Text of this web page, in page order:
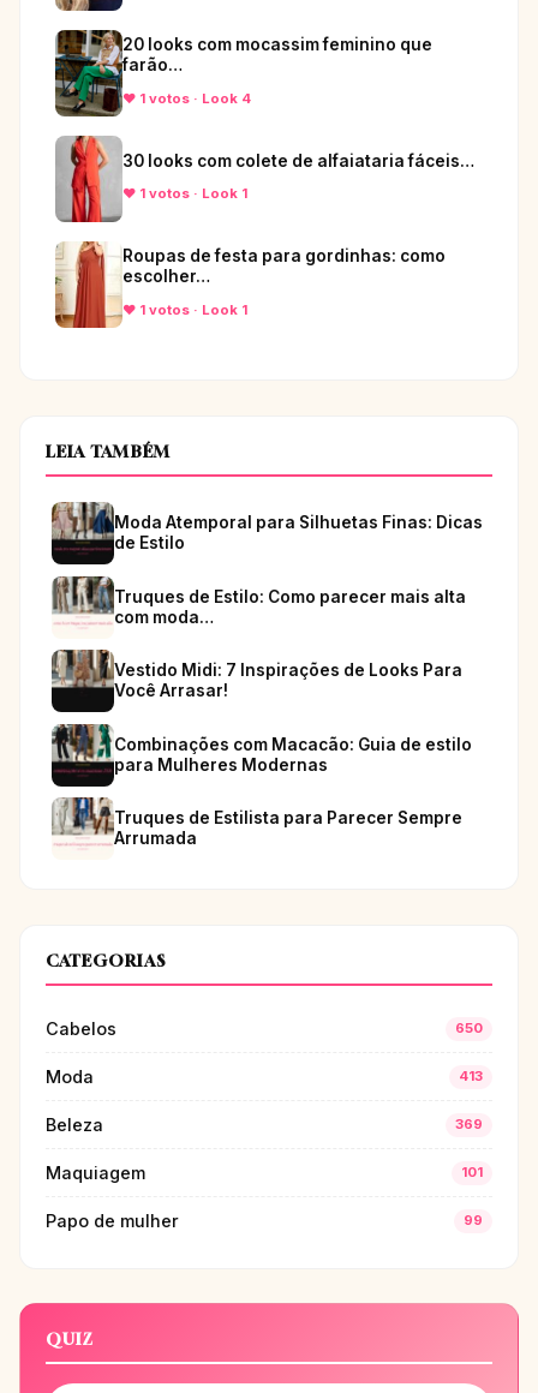
20 looks com mocassim feminino que
farão…
♥ 1 votos · Look 4
30 looks com colete de alfaiataria fáceis…
♥ 1 votos · Look 1
Roupas de festa para gordinhas: como
escolher…
♥ 1 votos · Look 1
LEIA TAMBÉM
Moda Atemporal para Silhuetas Finas: Dicas
de Estilo
Truques de Estilo: Como parecer mais alta
com moda…
Vestido Midi: 7 Inspirações de Looks Para
Você Arrasar!
Combinações com Macacão: Guia de estilo
para Mulheres Modernas
Truques de Estilista para Parecer Sempre
Arrumada
CATEGORIAS
Cabelos 650
Moda 413
Beleza 369
Maquiagem 101
Papo de mulher 99
QUIZ